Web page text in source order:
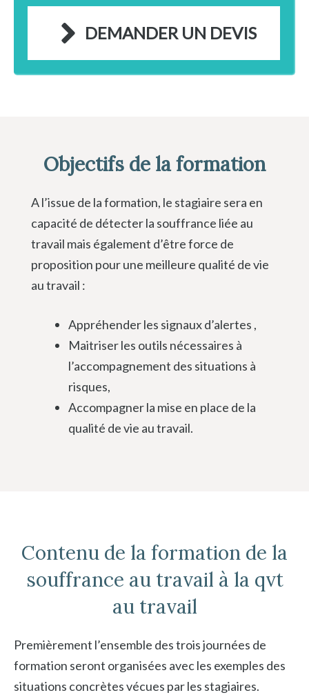
DEMANDER UN DEVIS
Objectifs de la formation
A l’issue de la formation, le stagiaire sera en
capacité de détecter la souffrance liée au
travail mais également d’être force de
proposition pour une meilleure qualité de vie
au travail :
Appréhender les signaux d’alertes ,
Maitriser les outils nécessaires à
l’accompagnement des situations à
risques,
Accompagner la mise en place de la
qualité de vie au travail.
Contenu de la formation de la
souffrance au travail à la qvt
au travail
Premièrement l’ensemble des trois journées de
formation seront organisées avec les exemples des
situations concrètes vécues par les stagiaires.